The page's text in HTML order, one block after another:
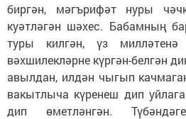
биргән, мәгърифәт нуры
куәтләгән шәхес. Бабамның
туры килгән, үз
вәхшилекләрне күргән-белгән
авылдан, илдән чыгып
вакытлыча күренеш дип
дип өметләнгән.